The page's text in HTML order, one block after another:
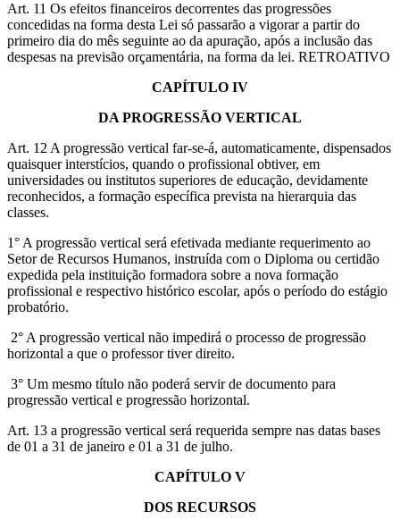
Art. 11 Os efeitos financeiros decorrentes das progressões
concedidas na forma desta Lei só passarão a vigorar a partir do
primeiro dia do mês seguinte ao da apuração, após a inclusão das
despesas na previsão orçamentária, na forma da lei. RETROATIVO
CAPÍTULO IV
DA PROGRESSÃO VERTICAL
Art. 12 A progressão vertical far-se-á, automaticamente, dispensados
quaisquer interstícios, quando o profissional obtiver, em
universidades ou institutos superiores de educação, devidamente
reconhecidos, a formação específica prevista na hierarquia das
classes.
1° A progressão vertical será efetivada mediante requerimento ao
Setor de Recursos Humanos, instruída com o Diploma ou certidão
expedida pela instituição formadora sobre a nova formação
profissional e respectivo histórico escolar, após o período do estágio
probatório.
2° A progressão vertical não impedirá o processo de progressão
horizontal a que o professor tiver direito.
3° Um mesmo título não poderá servir de documento para
progressão vertical e progressão horizontal.
Art. 13 a progressão vertical será requerida sempre nas datas bases
de 01 a 31 de janeiro e 01 a 31 de julho.
CAPÍTULO V
DOS RECURSOS